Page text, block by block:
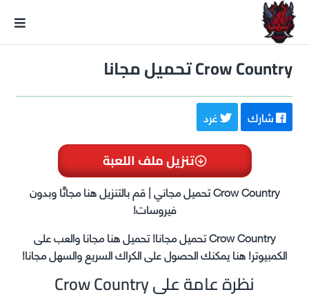
Crow Country تحميل مجانا
شارك غرد
تنزيل ملف اللعبة
Crow Country تحميل مجاني | قم بالتنزيل هنا مجانًا وبدون
فيروسات!
Crow Country تحميل مجانا! تحميل هنا مجانا والعب على
الكمبيوتر! هنا يمكنك الحصول على الكراك السريع والسهل مجانا!
نظرة عامة على Crow Country